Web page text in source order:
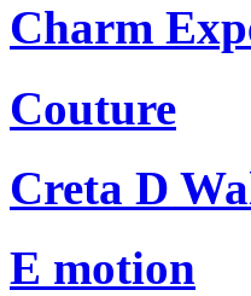
Charm
Couture
Creta D
E motion